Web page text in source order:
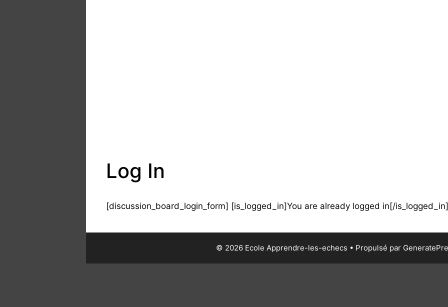
Log In
[discussion_board_login_form] [is_logged_in]You are already logged in[/is_logged_in]
© 2026 Ecole Apprendre-les-echecs • Propulsé par